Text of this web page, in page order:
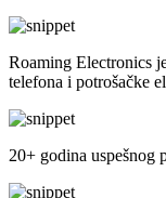
Roaming Electronics
telefona i potrošačke
20+ godina uspešnog